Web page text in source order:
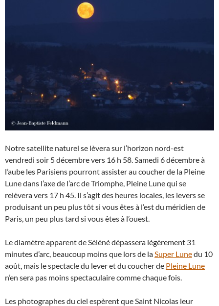
Notre satellite naturel se lèvera sur l’horizon nord-est
vendredi soir 5 décembre vers 16 h 58. Samedi 6 décembre à
l’aube les Parisiens pourront assister au coucher de la Pleine
Lune dans l’axe de l’arc de Triomphe, Pleine Lune qui se
relèvera vers 17 h 45. Il s’agit des heures locales, les levers se
produisant un peu plus tôt si vous êtes à l’est du méridien de
Paris, un peu plus tard si vous êtes à l’ouest.
Le diamètre apparent de Séléné dépassera légèrement 31
minutes d’arc, beaucoup moins que lors de la Super Lunedu 10
août, mais le spectacle du lever et du coucher de Pleine Lune
n’en sera pas moins spectaculaire comme chaque fois.
Les photographes du ciel espèrent que Saint Nicolas leur